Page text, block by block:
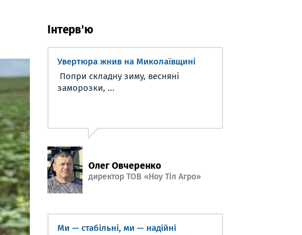
Інтерв'ю
Увертюра жнив на Миколаївщині
Попри складну зиму, весняні
заморозки, ...
Олег Овчеренко
директор ТОВ «Ноу Тіл Агро»
Ми — стабільні, ми — надійні